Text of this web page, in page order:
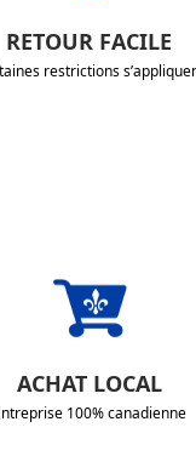
RETOUR FACILE
restrictions
ACHAT LOCAL
100% canadienne